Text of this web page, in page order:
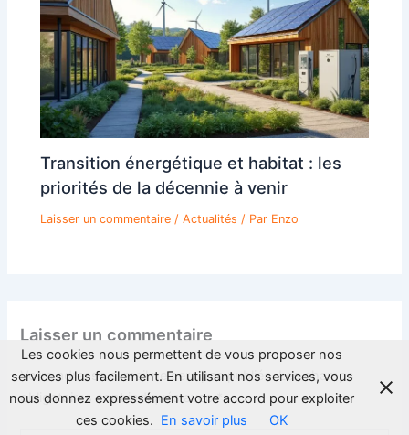
Transition énergétique et habitat : les
priorités de la décennie à venir
Laisser un commentaire /Actualités / Par Enzo
Laisser un commentaire
Votre adresse e-mail ne sera pas publiée. Les champs
obligatoires sont indiqués avec*
Les cookies nous permettent de vous proposer nos
services plus facilement. En utilisant nos services, vous
nous donnez expressément votre accord pour exploiter
ces cookies. En savoir plus OK